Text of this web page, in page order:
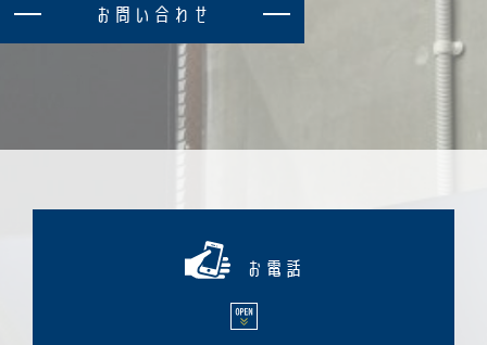
お 問 い 合 わ せ
お電話